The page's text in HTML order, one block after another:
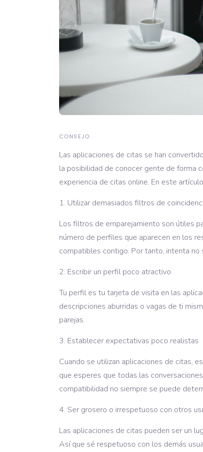
CONSEJO
Las aplicaciones de citas se han
la posibilidad de conocer gente de forma
experiencia de citas online. En este
Utilizar demasiados filtros de
Los filtros de emparejamiento son útiles
número de perfiles que aparecen en los
compatibles contigo. Por tanto, intenta
Escribir un perfil poco atractivo
Tu perfil es tu tarjeta de visita en las
descripciones aburridas o vagas de ti
parejas.
Establecer expectativas poco realistas
Cuando se utilizan aplicaciones de citas,
que esperes que todas las
compatibilidad no siempre se puede
Ser grosero o irrespetuoso con otros
Las aplicaciones de citas pueden ser un
Así que sé respetuoso con los demás